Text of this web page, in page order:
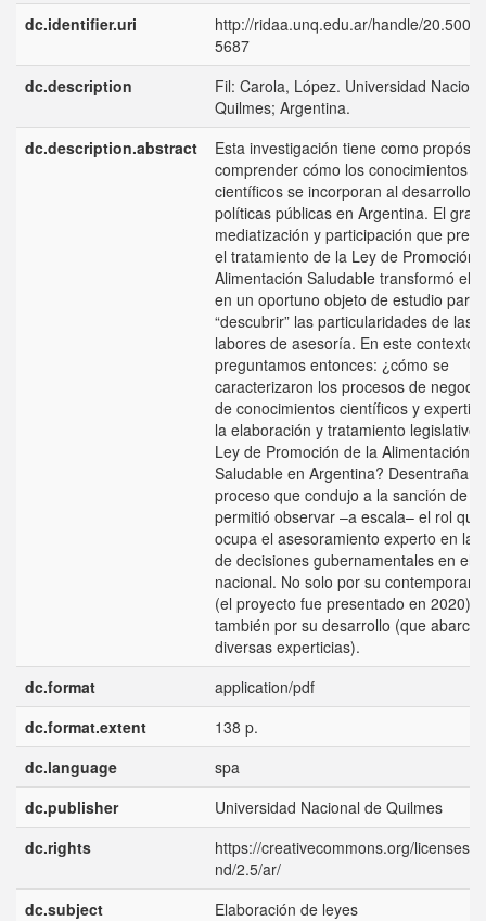
dc.identifier.uri
http://ridaa.unq.edu.ar/handle/
5687
dc.description
Fil: Carola, López. Universidad
Quilmes; Argentina.
dc.description.abstract
Esta investigación tiene como propósito
comprender cómo los conocimientos
científicos se incorporan al desarrollo
políticas públicas en Argentina. El
mediatización y participación que
el tratamiento de la Ley de Promoción
Alimentación Saludable transformó el
en un oportuno objeto de estudio para
“descubrir” las particularidades de las
labores de asesoría. En este contexto
preguntamos entonces: ¿cómo se
caracterizaron los procesos de
de conocimientos científicos y
la elaboración y tratamiento legislativo
Ley de Promoción de la Alimentación
Saludable en Argentina? Desentrañar
proceso que condujo a la sanción de
permitió observar –a escala– el rol que
ocupa el asesoramiento experto en la
de decisiones gubernamentales en el
nacional. No solo por su
(el proyecto fue presentado en 2020)
también por su desarrollo (que abarcó
diversas experticias).
dc.format
application/pdf
dc.format.extent
138 p.
dc.language
spa
dc.publisher
Universidad Nacional de Quilmes
dc.rights
https://creativecommons.org/licenses/
nd/2.5/ar/
dc.subject
Elaboración de leyes